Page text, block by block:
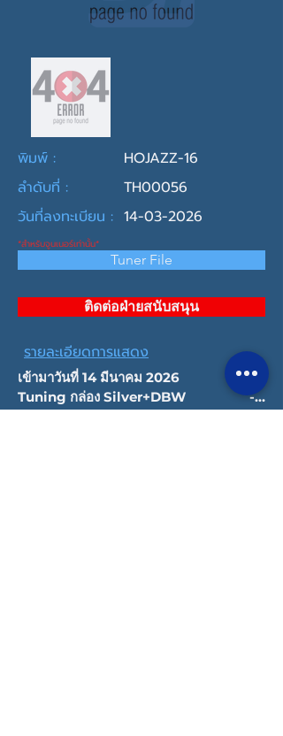
พิมพ์ :
HOJAZZ-16
ลำดับที่ :
TH00056
วันที่ลงทะเบียน : 14-03-2026
*สำหรับจูนเนอร์เท่านั้น*
Tuner File
ติดต่อฝ่ายสนับสนุน
รายละเอียดการแสดง
เข้ามาวันที่ 14 มีนาคม 2026                 -
Tuning กล่อง Silver+DBW                  -